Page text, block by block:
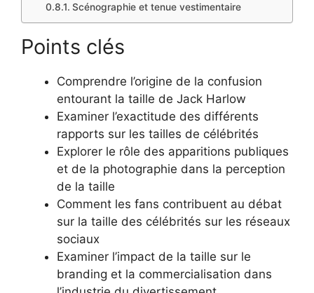
Scénographie et tenue vestimentaire
Points clés
Comprendre l’origine de la confusion
entourant la taille de Jack Harlow
Examiner l’exactitude des différents
rapports sur les tailles de célébrités
Explorer le rôle des apparitions publiques
et de la photographie dans la perception
de la taille
Comment les fans contribuent au débat
sur la taille des célébrités sur les réseaux
sociaux
Examiner l’impact de la taille sur le
branding et la commercialisation dans